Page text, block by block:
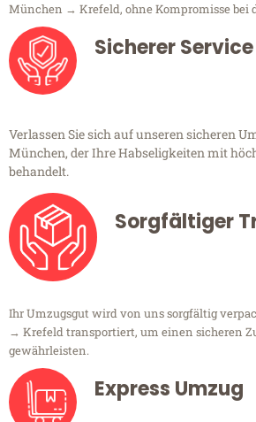
München → Krefeld, ohne Kompromisse bei
Sicherer Service
Verlassen Sie sich auf unseren sicheren
München, der Ihre Habseligkeiten mit
behandelt.
Sorgfältiger
Ihr Umzugsgut wird von uns sorgfältig
→ Krefeld transportiert, um einen sicheren
gewährleisten.
Express Umzug